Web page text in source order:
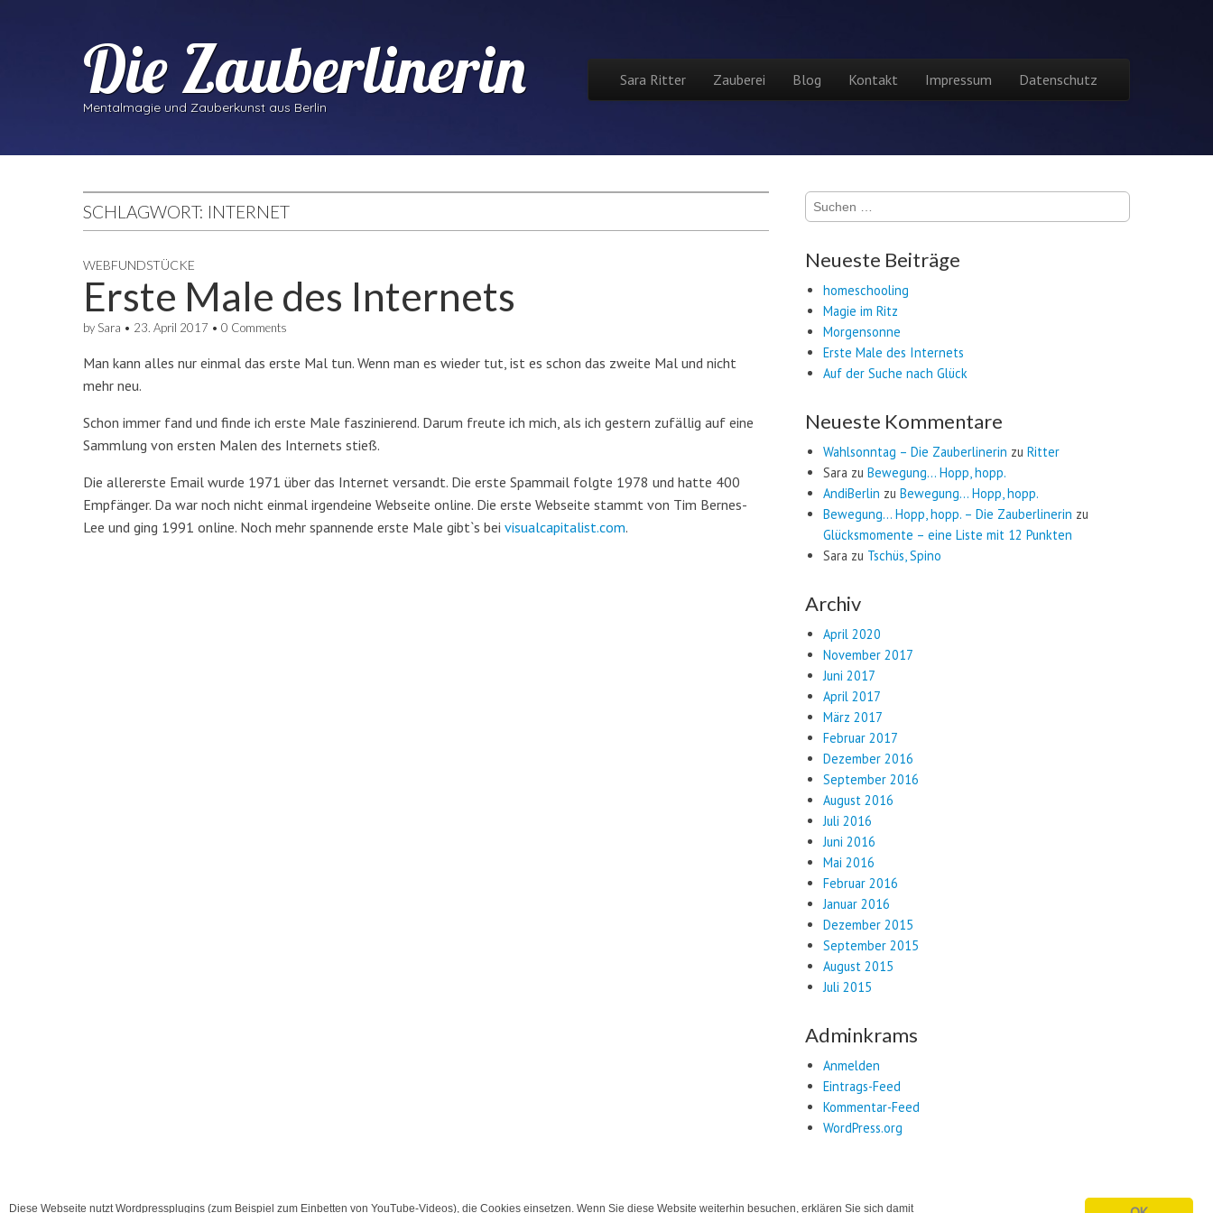
Die Zauberlinerin
Mentalmagie und Zauberkunst aus Berlin
Main menu
Sara Ritter Zauberei Blog Kontakt Impressum Datenschutz
SCHLAGWORT: INTERNET
WEBFUNDSTÜCKE
Erste Male des Internets
by Sara • 23. April 2017 • 0 Comments
Man kann alles nur einmal das erste Mal tun. Wenn man es wieder tut, ist es schon das zweite Mal und nicht
mehr neu.
Schon immer fand und finde ich erste Male faszinierend. Darum freute ich mich, als ich gestern zufällig auf eine
Sammlung von ersten Malen des Internets stieß.
Die allererste Email wurde 1971 über das Internet versandt. Die erste Spammail folgte 1978 und hatte 400
Empfänger. Da war noch nicht einmal irgendeine Webseite online. Die erste Webseite stammt von Tim Bernes-
Lee und ging 1991 online. Noch mehr spannende erste Male gibt`s bei visualcapitalist.com.
Suchen
nach:
Neueste Beiträge
homeschooling
Magie im Ritz
Morgensonne
Erste Male des Internets
Auf der Suche nach Glück
Neueste Kommentare
Wahlsonntag – Die Zauberlinerin zu Ritter
Sara zu Bewegung… Hopp, hopp.
AndiBerlin zu Bewegung… Hopp, hopp.
Bewegung… Hopp, hopp. – Die Zauberlinerin zu
Glücksmomente – eine Liste mit 12 Punkten
Sara zu Tschüs, Spino
Archiv
April 2020
November 2017
Juni 2017
April 2017
März 2017
Februar 2017
Dezember 2016
September 2016
August 2016
Juli 2016
Juni 2016
Mai 2016
Februar 2016
Januar 2016
Dezember 2015
September 2015
August 2015
Juli 2015
Adminkrams
Anmelden
Eintrags-Feed
Kommentar-Feed
WordPress.org
Diese Webseite nutzt Wordpressplugins (zum Beispiel zum Einbetten von YouTube-Videos), die Cookies einsetzen. Wenn Sie diese Website weiterhin besuchen, erklären Sie sich damit